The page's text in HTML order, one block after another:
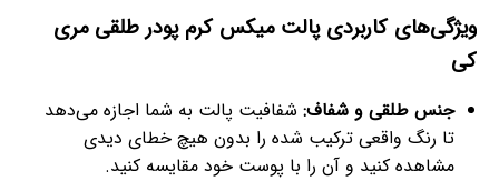
ویژگی‌های کاربردی پالت میکس کرم پودر طلقی مری
کی
جنس طلقی و شفاف: شفافیت پالت به شما اجازه می‌دهد
تا رنگ واقعی ترکیب شده را بدون هیچ خطای دیدی
مشاهده کنید و آن را با پوست خود مقایسه کنید.